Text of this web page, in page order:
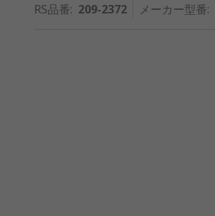
RS品番: 209-2372 メーカー型番: